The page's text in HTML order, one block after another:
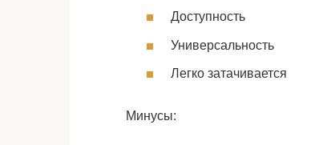
Доступность
Универсальность
Легко затачивается
Минусы: